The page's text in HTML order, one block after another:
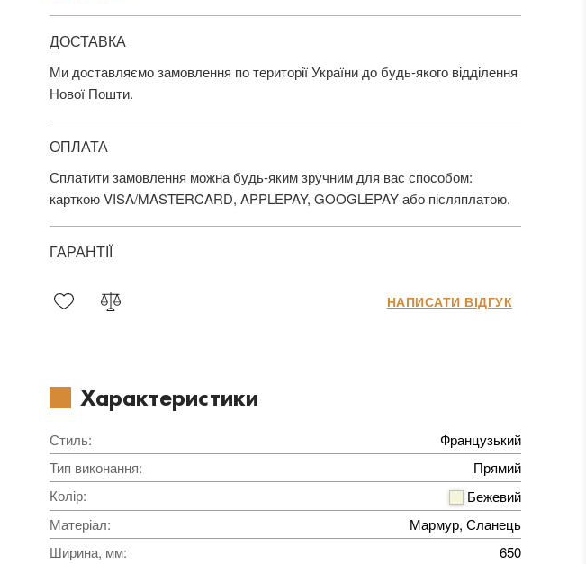
ДОСТАВКА
Ми доставляємо замовлення по території України до будь-якого відділення
Нової Пошти.
ОПЛАТА
Сплатити замовлення можна будь-яким зручним для вас способом:
карткою VISA/MASTERCARD, APPLEPAY, GOOGLEPAY або післяплатою.
ГАРАНТІЇ
НАПИСАТИ ВІДГУК
Характеристики
Стиль:
Французький
Тип виконання:
Прямий
Колір:
Бежевий
Матеріал:
Мармур, Сланець
Ширина, мм:
650